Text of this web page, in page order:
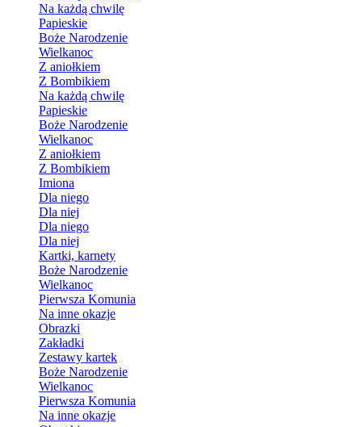
Na każdą chwilę
Papieskie
Boże Narodzenie
Wielkanoc
Z aniołkiem
Z Bombikiem
Na każdą chwilę
Papieskie
Boże Narodzenie
Wielkanoc
Z aniołkiem
Z Bombikiem
Imiona
Dla niego
Dla niej
Dla niego
Dla niej
Kartki, karnety
Boże Narodzenie
Wielkanoc
Pierwsza Komunia
Na inne okazje
Obrazki
Zakładki
Zestawy kartek
Boże Narodzenie
Wielkanoc
Pierwsza Komunia
Na inne okazje